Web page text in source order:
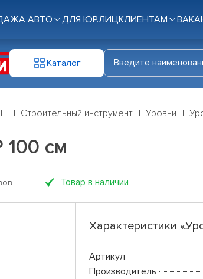
АВТО ДЛЯ ЮР.ЛИЦКЛИЕНТАМ
Каталог
Строительный инструмент Уровни
100 см
Товар в наличии
Характеристики
Артикул
Производитель